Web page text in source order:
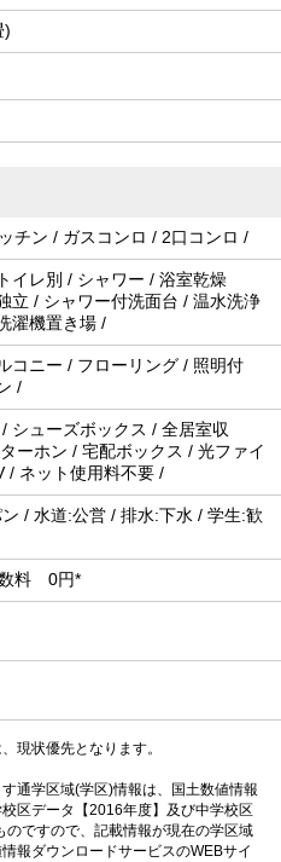
)
チン / ガスコンロ / 2口コンロ /
イレ別 / シャワー / 浴室乾燥
立 / シャワー付洗面台 / 温水洗浄
濯機置き場 /
コニー / フローリング / 照明付
/
シューズボックス / 全居室収
ーホン / 宅配ボックス / 光ファイ
/ ネット使用料不要 /
/ 水道:公営 / 排水:下水 / 学生:歓
料 0円*
現状優先となります。
通学区域(学区)情報は、国土数値情報
区データ【2016年度】及び中学校区
ですので、記載情報が現在の学区域
報ダウンロードサービスのWEBサイ